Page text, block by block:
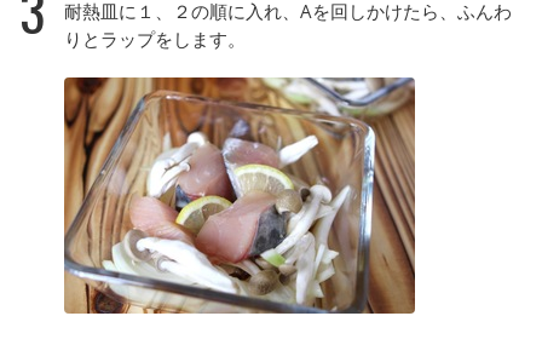
耐熱皿に１、２の順に入れ、Aを回しかけたら、ふんわ
りとラップをします。